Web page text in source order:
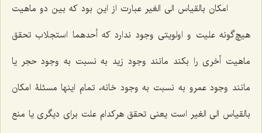
امکان بالقیاس الى الغیر عبارت از این بود که بین دو ماهیت
هیچ‌گونه علیت و اولویتى وجود ندارد که أحدهما استجلاب تحقق
ماهیت أخرى را بکند مانند وجود زید به نسبت به وجود حجر یا
مانند وجود عمرو به نسبت به وجود خانه، تمام اینها مسئلۀ امکان
بالقیاس الى الغیر است یعنى تحقق هرکدام علت براى دیگرى یا منع